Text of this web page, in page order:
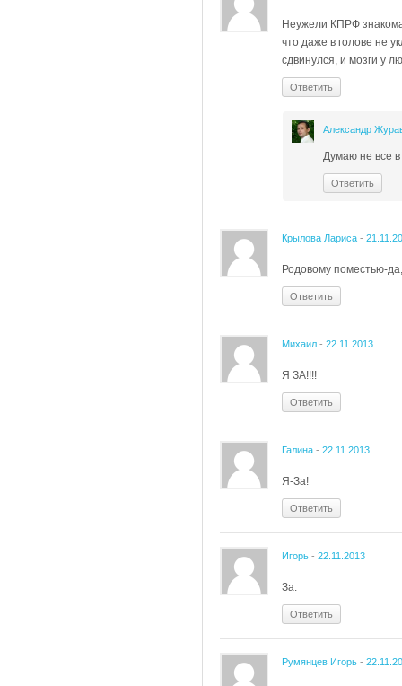
Неужели КПРФ
что даже в голове не
сдвинулся, и мозги у
Ответить
Александр
Думаю не все
Ответить
Крылова Лариса -
Родовому поместью-
Ответить
Михаил - 22.11.2013
Я ЗА!!!!
Ответить
Галина - 22.11.2013
Я-За!
Ответить
Игорь - 22.11.2013
За.
Ответить
Румянцев Игорь -